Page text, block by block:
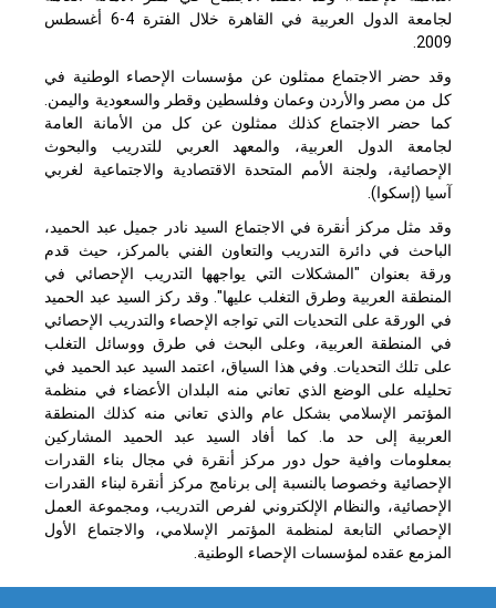
لجامعة الدول العربية في القاهرة خلال الفترة 4-6 أغسطس
2009.
وقد حضر الاجتماع ممثلون عن مؤسسات الإحصاء الوطنية في
كل من مصر والأردن وعمان وفلسطين وقطر والسعودية واليمن.
كما حضر الاجتماع كذلك ممثلون عن كل من الأمانة العامة
لجامعة الدول العربية، والمعهد العربي للتدريب والبحوث
الإحصائية، ولجنة الأمم المتحدة الاقتصادية والاجتماعية لغربي
آسيا (إسكوا).
وقد مثل مركز أنقرة في الاجتماع السيد نادر جميل عبد الحميد،
الباحث في دائرة التدريب والتعاون الفني بالمركز، حيث قدم
ورقة بعنوان "المشكلات التي يواجهها التدريب الإحصائي في
المنطقة العربية وطرق التغلب عليها". وقد ركز السيد عبد الحميد
في الورقة على التحديات التي تواجه الإحصاء والتدريب الإحصائي
في المنطقة العربية، وعلى البحث في طرق ووسائل التغلب
على تلك التحديات. وفي هذا السياق، اعتمد السيد عبد الحميد في
تحليله على الوضع الذي تعاني منه البلدان الأعضاء في منظمة
المؤتمر الإسلامي بشكل عام والذيتعاني منه كذلك المنطقة
العربية إلى حد ما. كما أفاد السيد عبد الحميد المشاركين
بمعلومات وافية حول دور مركز أنقرة في مجال بناء القدرات
الإحصائية وخصوصا بالنسبة إلى برنامج مركز أنقرة لبناء القدرات
الإحصائية، والنظام الإلكتروني لفرص التدريب، ومجموعة العمل
الإحصائي التابعة لمنظمة المؤتمر الإسلامي، والاجتماع الأول
المزمع عقده لمؤسسات الإحصاء الوطنية.